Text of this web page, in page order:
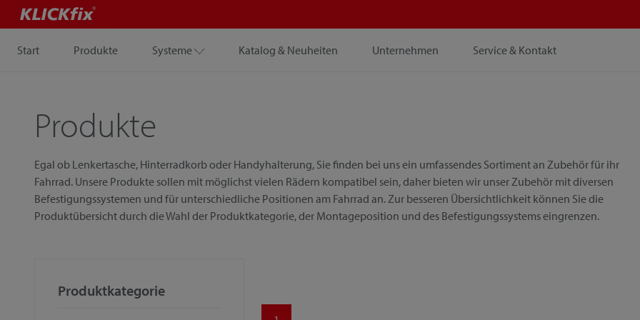
Start Produkte Systeme Katalog & Neuheiten Unternehmen Service & Kontakt
Produkte
Egal ob Lenkertasche, Hinterradkorb oder Handyhalterung, Sie finden bei uns ein umfassendes Sortiment an Zubehör für ihr
Fahrrad. Unsere Produkte sollen mit möglichst vielen Rädern kompatibel sein, daher bieten wir unser Zubehör mit diversen
Befestigungssystemen und für unterschiedliche Positionen am Fahrrad an. Zur besseren Übersichtlichkeit können Sie die
Produktübersicht durch die Wahl der Produktkategorie, der Montageposition und des Befestigungssystems eingrenzen.
Produktkategorie